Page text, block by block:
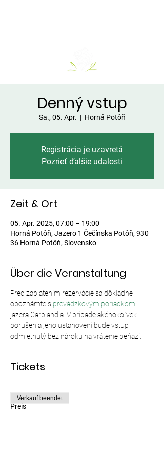
Denný vstup
Sa., 05. Apr.
  |
Horná Potôň
Registrácia je uzavretá
Pozrieť ďalšie udalosti
Zeit & Ort
05. Apr. 2025, 07:00 – 19:00
Horná Potôň, Jazero 1 Čečínska Potôň, 930
36 Horná Potôň, Slovensko
Über die Veranstaltung
Pred zaplatením rezervácie sa dôkladne
oboznámte s prevádzkovým poriadkom
jazera Carplandia. V prípade akéhokoľvek
porušenia jeho ustanovení bude vstup
odmietnutý bez nároku na vrátenie peňazí.
Tickets
Preis
Verkauf beendet